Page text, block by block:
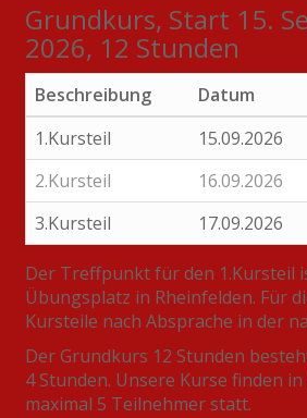
Grundkurs, Start 15.
2026, 12 Stunden
Beschreibung Datum
1.Kursteil
15.09.2026
2.Kursteil
16.09.2026
3.Kursteil
17.09.2026
Der Treffpunkt für den 1.Kursteil
Übungsplatz in Rheinfelden. Für
Kursteile nach Absprache in der
Der Grundkurs 12 Stunden
4 Stunden. Unsere Kurse finden
maximal 5 Teilnehmer statt.